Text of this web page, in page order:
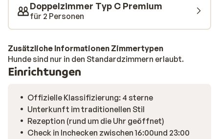
Doppelzimmer Typ C Premium
für 2 Personen
Zusätzliche Informationen Zimmertypen
Hunde sind nur in den Standardzimmern erlaubt.
Einrichtungen
Offizielle Klassifizierung: 4 sterne
Unterkunft im traditionellen Stil
Rezeption (rund um die Uhr geöffnet)
Check in Inchecken zwischen 16:00und 23:00